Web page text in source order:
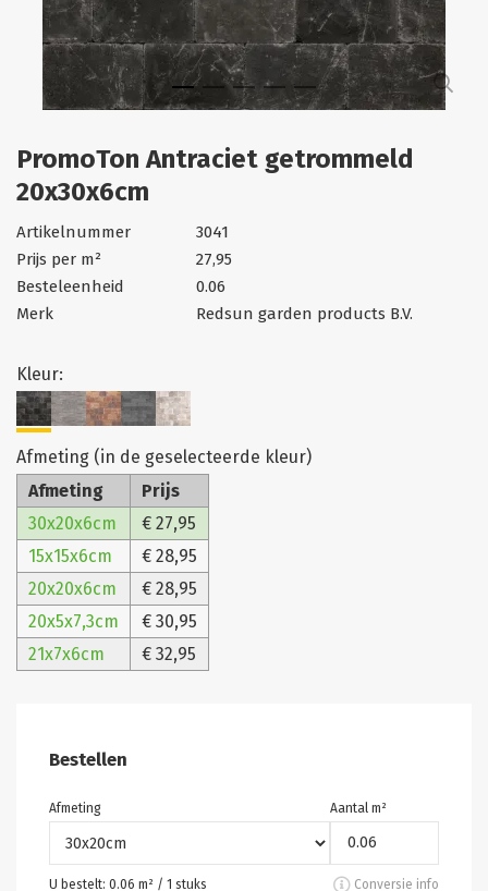
PromoTon Antraciet getrommeld
20x30x6cm
Artikelnummer
3041
Prijs per m²
27,95
Besteleenheid
0.06
Merk
Redsun garden products B.V.
Kleur:
Afmeting (in de geselecteerde kleur)
Afmeting
Prijs
30x20x6cm
€ 27,95
15x15x6cm
€ 28,95
20x20x6cm
€ 28,95
20x5x7,3cm
€ 30,95
21x7x6cm
€ 32,95
Bestellen
Afmeting Aantal m²
U bestelt: 0.06 m² / 1 stuks Conversie info